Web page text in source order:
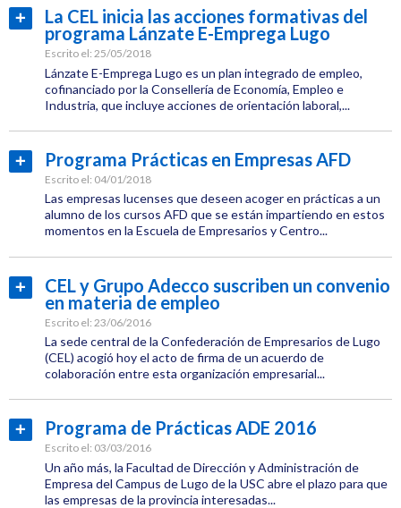
Empleo
Etiquetas:
CEL
Formación
La CEL inicia las acciones formativas del
programa Lánzate E-Emprega Lugo
Escrito el: 25/05/2018
Lánzate E-Emprega Lugo es un plan integrado de empleo,
cofinanciado por la Consellería de Economía, Empleo e
Industria, que incluye acciones de orientación laboral,...
más...
Empleo
Etiquetas:
CEL
Formación
Programa Prácticas en Empresas AFD
Escrito el: 04/01/2018
Las empresas lucenses que deseen acoger en prácticas a un
alumno de los cursos AFD que se están impartiendo en estos
momentos en la Escuela de Empresarios y Centro...
más...
Empleo
Etiquetas:
CEL
CEL y Grupo Adecco suscriben un convenio
en materia de empleo
Escrito el: 23/06/2016
La sede central de la Confederación de Empresarios de Lugo
(CEL) acogió hoy el acto de firma de un acuerdo de
colaboración entre esta organización empresarial...
Leer
más...
Empleo
Etiquetas:
CEL
Acuerdos
Programa de Prácticas ADE 2016
Escrito el: 03/03/2016
Un año más, la Facultad de Dirección y Administración de
Empresa del Campus de Lugo de la USC abre el plazo para que
las empresas de la provincia interesadas...
más...